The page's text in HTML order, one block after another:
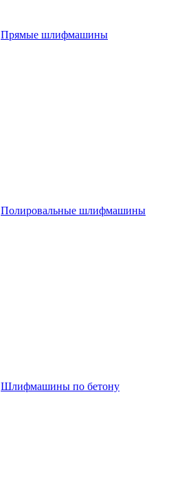
Прямые шлифмашины
Полировальные шлифмашины
Шлифмашины по бетону